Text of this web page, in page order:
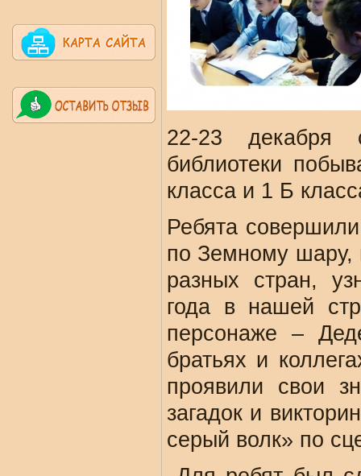
22-23 декабря
библиотеки
класса и 1 Б
Ребята
по Земному шару,
разных стран,
года в нашей
персонаже –
братьях и
проявили свои
загадок и
серый волк» по